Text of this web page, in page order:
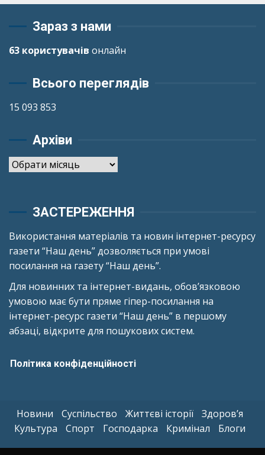
Зараз з нами
63 користувачів онлайн
Всього переглядів
15 093 853
Архіви
Архіви
ЗАСТЕРЕЖЕННЯ
Використання матеріалів та новин інтернет-ресурсу
газети “Наш день” дозволяється при умові
посилання на газету “Наш день”.
Для новинних та інтернет-видань, обов’язковою
умовою має бути пряме гіпер-посилання на
інтернет-ресурс газети “Наш день” в першому
абзаці, відкрите для пошукових систем.
Політика конфіденційності
Новини Суспільство Життєві історії
Здоров’я
Культура
Спорт Господарка Кримінал Блоги